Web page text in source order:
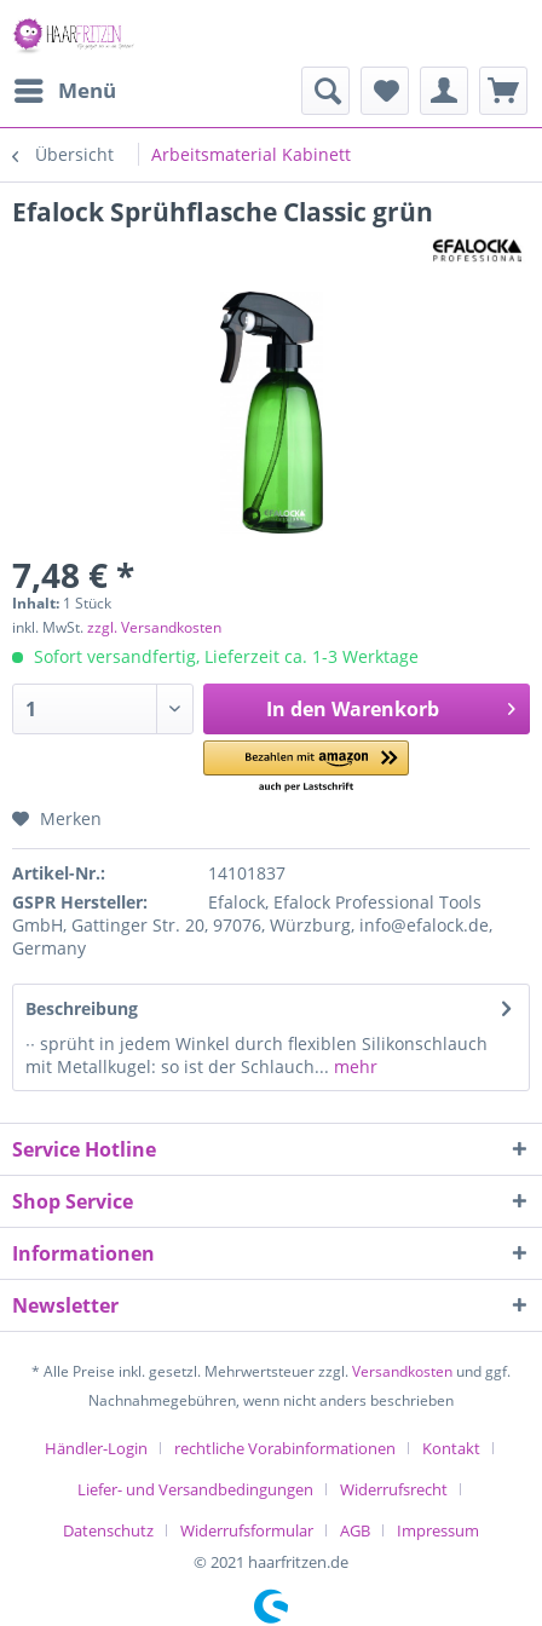
Menü
Übersicht Arbeitsmaterial Kabinett
Efalock Sprühflasche Classic grün
7,48 € *
Inhalt: 1 Stück
inkl. MwSt.zzgl. Versandkosten
Sofort versandfertig, Lieferzeit ca. 1-3 Werktage
In den Warenkorb
Merken
Artikel-Nr.:
14101837
GSPR Hersteller:
Efalock, Efalock Professional Tools
GmbH, Gattinger Str. 20, 97076, Würzburg, info@efalock.de,
Germany
Beschreibung
∙∙ sprüht in jedem Winkel durch flexiblen Silikonschlauch
mit Metallkugel: so ist der Schlauch... mehr
Service Hotline
Shop Service
Informationen
Newsletter
* Alle Preise inkl. gesetzl. Mehrwertsteuer zzgl.Versandkosten und ggf.
Nachnahmegebühren, wenn nicht anders beschrieben
Händler-Login rechtliche Vorabinformationen
Kontakt
Liefer- und Versandbedingungen
Widerrufsrecht
Datenschutz
Widerrufsformular AGB
Impressum
© 2021 haarfritzen.de